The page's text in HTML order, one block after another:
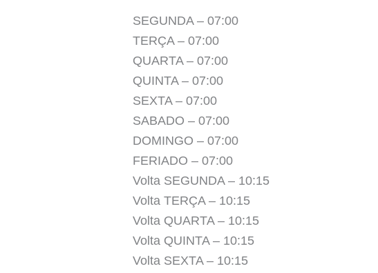
SEGUNDA – 07:00
TERÇA – 07:00
QUARTA – 07:00
QUINTA – 07:00
SEXTA – 07:00
SABADO – 07:00
DOMINGO – 07:00
FERIADO – 07:00
Volta SEGUNDA – 10:15
Volta TERÇA – 10:15
Volta QUARTA – 10:15
Volta QUINTA – 10:15
Volta SEXTA – 10:15